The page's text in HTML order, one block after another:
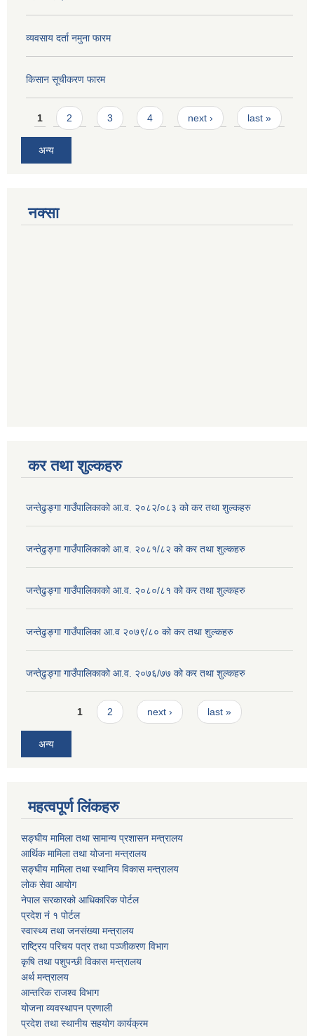
व्यवसाय दर्ता नमुना फारम
किसान सूचीकरण फारम
Pages
1 2 3 4 next › last »
अन्य
नक्सा
कर तथा शुल्कहरु
जन्तेढुङ्गा गाउँपालिकाको आ.व. २०८२/०८३ को कर तथा शुल्कहरु
जन्तेढुङ्गा गाउँपालिकाको आ.व. २०८१/८२ को कर तथा शुल्कहरु
जन्तेढुङ्गा गाउँपालिकाको आ.व. २०८०/८१ को कर तथा शुल्कहरु
जन्तेढुङ्गा गाउँपालिका आ.व २०७९/८० को कर तथा शुल्कहरु
जन्तेढुङ्गा गाउँपालिकाको आ.व. २०७६/७७ को कर तथा शुल्कहरु
Pages1 2 next › last »
अन्य
महत्वपूर्ण लिंकहरु
सङ्घीय मामिला तथा सामान्य प्रशासन मन्त्रालय
आर्थिक मामिला तथा योजना मन्त्रालय
सङ्घीय मामिला तथा स्थानिय विकास मन्त्रालय
लोक सेवा आयोग
नेपाल सरकारको आधिकारिक पोर्टल
प्रदेश नं १ पोर्टल
स्वास्थ्य तथा जनसंख्या मन्त्रालय
राष्ट्रिय परिचय पत्र तथा पञ्जीकरण विभाग
कृषि तथा पशुपन्छी विकास मन्त्रालय
अर्थ मन्त्रालय
आन्तरिक राजश्व विभाग
योजना व्यवस्थापन प्रणाली
प्रदेश तथा स्थानीय सहयोग कार्यक्रम